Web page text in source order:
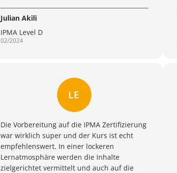
Julian Akili
IPMA Level D
02/2024
LE
Die Vorbereitung auf die IPMA Zertifizierung
war wirklich super und der Kurs ist echt
empfehlenswert. In einer lockeren
Lernatmosphäre werden die Inhalte
zielgerichtet vermittelt und auch auf die